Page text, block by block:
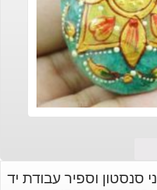
סנסטון וספיר עבודת יד